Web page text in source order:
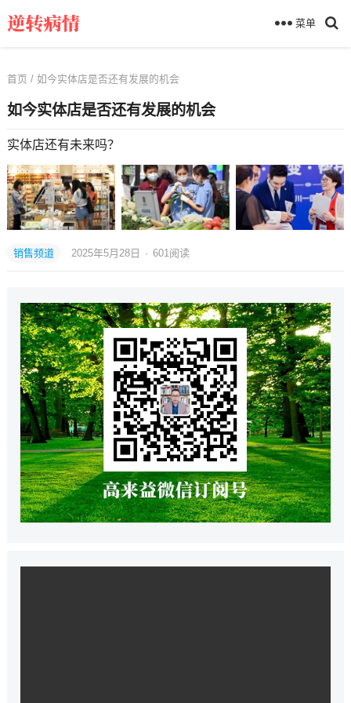
菜单
首页 / 如今实体店是否还有发展的机会
如今实体店是否还有发展的机会
实体店还有未来吗？
销售频道 2025年5月28日 · 601 阅读